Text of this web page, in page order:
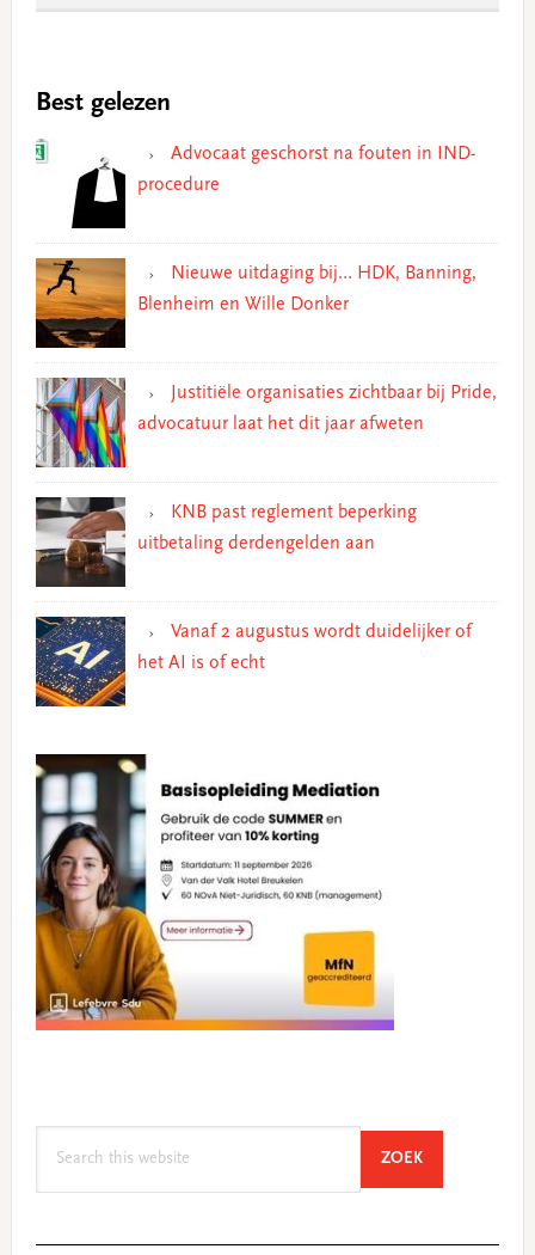
Best gelezen
Advocaat geschorst na fouten in IND-
procedure
Nieuwe uitdaging bij… HDK, Banning,
Blenheim en Wille Donker
Justitiële organisaties zichtbaar bij Pride,
advocatuur laat het dit jaar afweten
KNB past reglement beperking
uitbetaling derdengelden aan
Vanaf 2 augustus wordt duidelijker of
het AI is of echt
ZOEKSEARCH